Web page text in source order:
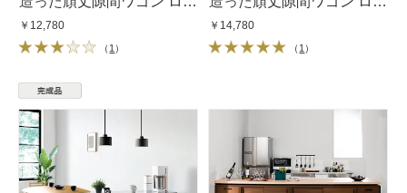
タイプ
￥12,780
（ 1 ）
タイプ
￥14,780
（ 1 ）